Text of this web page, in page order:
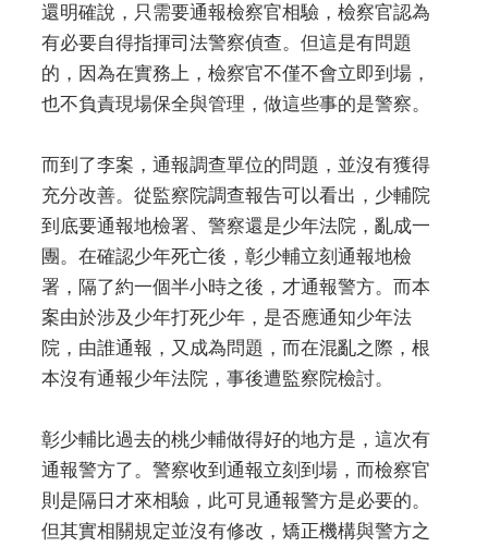
還明確說，只需要通報檢察官相驗，檢察官認為
有必要自得指揮司法警察偵查。但這是有問題
的，因為在實務上，檢察官不僅不會立即到場，
也不負責現場保全與管理，做這些事的是警察。
而到了李案，通報調查單位的問題，並沒有獲得
充分改善。從監察院調查報告可以看出，少輔院
到底要通報地檢署、警察還是少年法院，亂成一
團。在確認少年死亡後，彰少輔立刻通報地檢
署，隔了約一個半小時之後，才通報警方。而本
案由於涉及少年打死少年，是否應通知少年法
院，由誰通報，又成為問題，而在混亂之際，根
本沒有通報少年法院，事後遭監察院檢討。
彰少輔比過去的桃少輔做得好的地方是，這次有
通報警方了。警察收到通報立刻到場，而檢察官
則是隔日才來相驗，此可見通報警方是必要的。
但其實相關規定並沒有修改，矯正機構與警方之